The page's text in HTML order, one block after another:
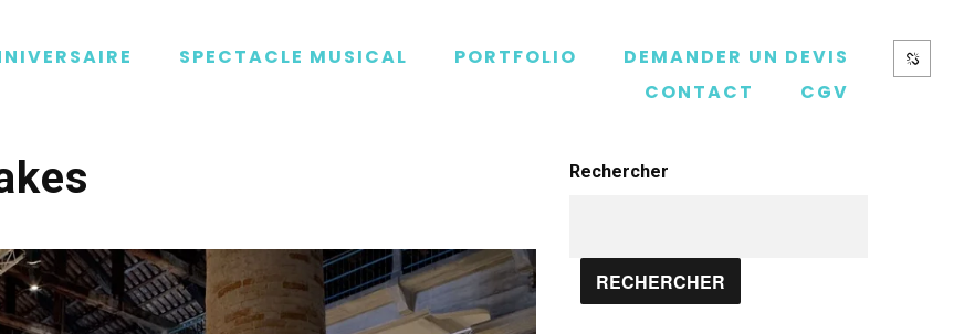
SPECTACLE MUSICAL PORTFOLIO
DEMANDER UN DEVIS
CONTACT
CGV
Rechercher
RECHERCHER